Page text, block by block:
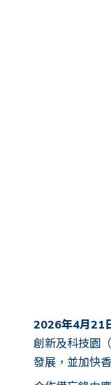
2026年4月21
創新及科技園
發展，並加快